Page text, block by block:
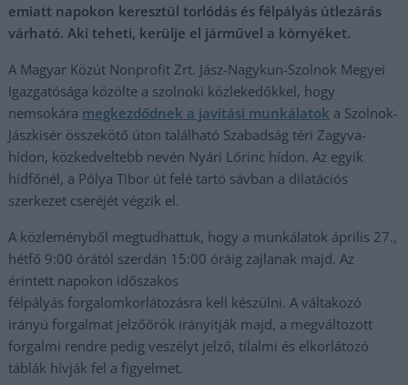
emiatt napokon keresztül torlódás és félpályás útlezárás
várható. Aki teheti, kerülje el járművel a környéket.
A Magyar Közút Nonprofit Zrt. Jász-Nagykun-Szolnok Megyei
Igazgatósága közölte a szolnoki közlekedőkkel, hogy
nemsokára megkezdődnek a javítási munkálatok a Szolnok-
Jászkisér összekötő úton található Szabadság téri Zagyva-
hídon, közkedveltebb nevén Nyári Lőrinc hídon. Az egyik
hídfőnél, a Pólya Tibor út felé tartó sávban a dilatációs
szerkezet cseréjét végzik el.
A közleményből megtudhattuk, hogy a munkálatok április 27.,
hétfő 9:00 órától szerdán 15:00 óráig zajlanak majd. Az
érintett napokon időszakos
félpályás forgalomkorlátozásra kell készülni. A váltakozó
irányú forgalmat jelzőőrök irányítják majd, a megváltozott
forgalmi rendre pedig veszélyt jelző, tilalmi és elkorlátozó
táblák hívják fel a figyelmet.